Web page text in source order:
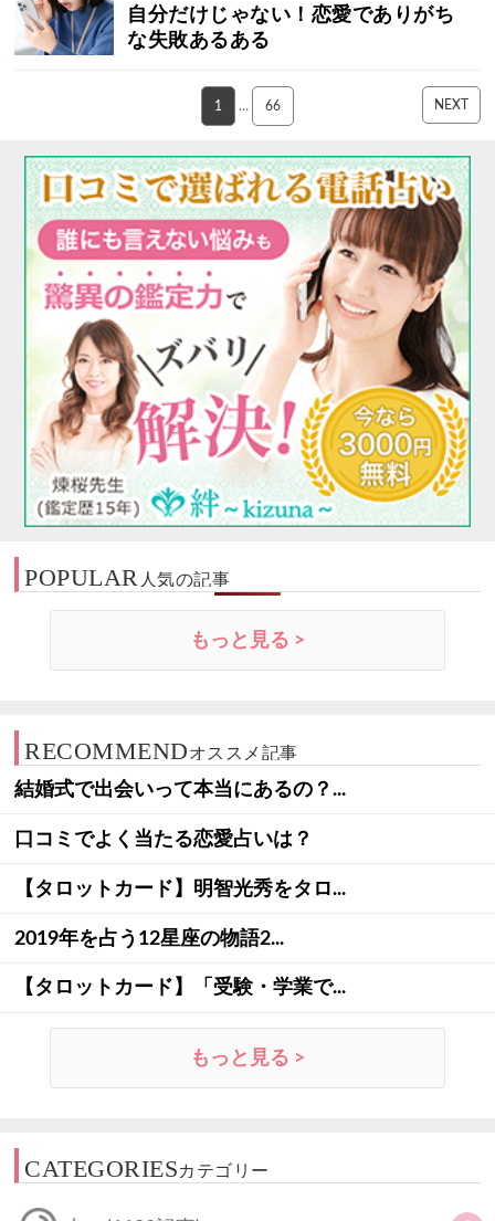
自分だけじゃない！恋愛でありがち
な失敗あるある
1 … 66 NEXT
POPULAR 人気の記事
もっと見る >
RECOMMENDオススメ記事
結婚式で出会いって本当にあるの？...
口コミでよく当たる恋愛占いは？
【タロットカード】明智光秀をタロ...
2019年を占う12星座の物語2...
【タロットカード】「受験・学業で...
もっと見る >
CATEGORIESカテゴリー